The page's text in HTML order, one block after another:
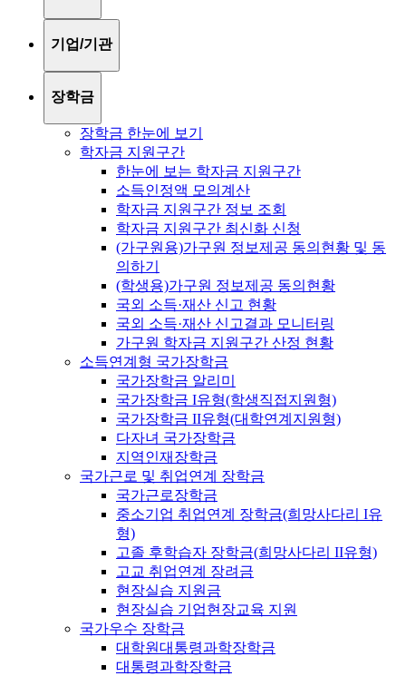
기업/기관
장학금
장학금 한눈에 보기
학자금 지원구간
한눈에 보는 학자금 지원구간
소득인정액 모의계산
학자금 지원구간 정보 조회
학자금 지원구간 최신화 신청
(가구원용)가구원 정보제공 동의현황 및 동
의하기
(학생용)가구원 정보제공 동의현황
국외 소득·재산 신고 현황
국외 소득·재산 신고결과 모니터링
가구원 학자금 지원구간 산정 현황
소득연계형 국가장학금
국가장학금 알리미
국가장학금 I유형(학생직접지원형)
국가장학금 II유형(대학연계지원형)
다자녀 국가장학금
지역인재장학금
국가근로 및 취업연계 장학금
국가근로장학금
중소기업 취업연계 장학금(희망사다리 I유
형)
고졸 후학습자 장학금(희망사다리 II유형)
고교 취업연계 장려금
현장실습 지원금
현장실습 기업현장교육 지원
국가우수 장학금
대학원대통령과학장학금
대통령과학장학금